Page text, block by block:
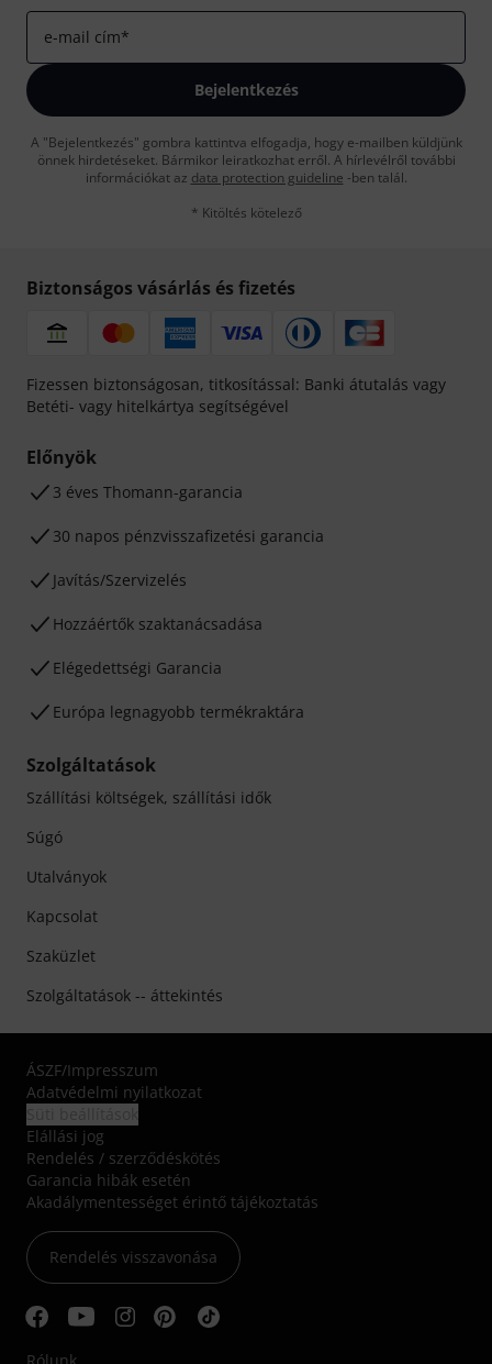
e-mail cím*
Bejelentkezés
A "Bejelentkezés" gombra kattintva elfogadja, hogy e-mailben küldjünk
önnek hirdetéseket. Bármikor leiratkozhat erről. A hírlevélről további
információkat az data protection guideline -ben talál.
* Kitöltés kötelező
Biztonságos vásárlás és fizetés
Fizessen biztonságosan, titkosítással: Banki átutalás vagy
Betéti- vagy hitelkártya segítségével
Előnyök
3 éves Thomann-garancia
30 napos pénzvisszafizetési garancia
Javítás/Szervizelés
Hozzáértők szaktanácsadása
Elégedettségi Garancia
Európa legnagyobb termékraktára
Szolgáltatások
Szállítási költségek, szállítási idők
Súgó
Utalványok
Kapcsolat
Szaküzlet
Szolgáltatások -- áttekintés
ÁSZF/Impresszum
Adatvédelmi nyilatkozat
Elállási jog
Rendelés / szerződéskötés
Garancia hibák esetén
Akadálymentességet érintő tájékoztatás
Rendelés visszavonása